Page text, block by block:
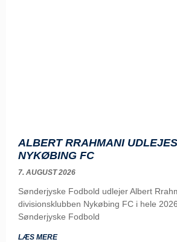
ALBERT RRAHMANI
NYKØBING FC
7. AUGUST 2026
Sønderjyske Fodbold udlejer Albert
divisionsklubben Nykøbing FC i hele
Sønderjyske Fodbold
LÆS MERE